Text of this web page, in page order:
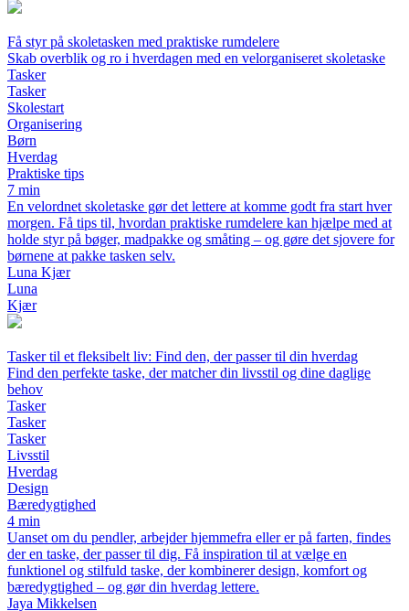
Få styr på skoletasken med praktiske rumdelere
Skab overblik og ro i hverdagen med en velorganiseret skoletaske
Tasker
Tasker
Skolestart
Organisering
Børn
Hverdag
Praktiske tips
7 min
En velordnet skoletaske gør det lettere at komme godt fra start hver
morgen. Få tips til, hvordan praktiske rumdelere kan hjælpe med at
holde styr på bøger, madpakke og småting – og gøre det sjovere for
børnene at pakke tasken selv.
Luna Kjær
Luna
Kjær
Tasker til et fleksibelt liv: Find den, der passer til din hverdag
Find den perfekte taske, der matcher din livsstil og dine daglige
behov
Tasker
Tasker
Tasker
Livsstil
Hverdag
Design
Bæredygtighed
4 min
Uanset om du pendler, arbejder hjemmefra eller er på farten, findes
der en taske, der passer til dig. Få inspiration til at vælge en
funktionel og stilfuld taske, der kombinerer design, komfort og
bæredygtighed – og gør din hverdag lettere.
Jaya Mikkelsen